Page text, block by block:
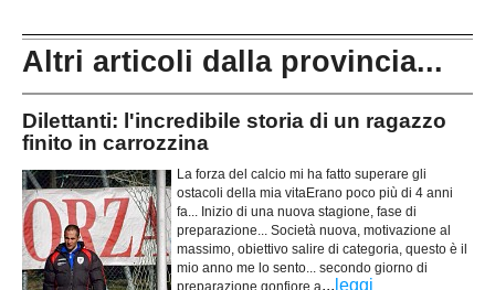
Altri articoli dalla provincia...
Dilettanti: l'incredibile storia di un ragazzo
finito in carrozzina
La forza del calcio mi ha fatto superare gli
ostacoli della mia vitaErano poco più di 4 anni
fa... Inizio di una nuova stagione, fase di
preparazione... Società nuova, motivazione al
massimo, obiettivo salire di categoria, questo è il
mio anno me lo sento... secondo giorno di
... leggi